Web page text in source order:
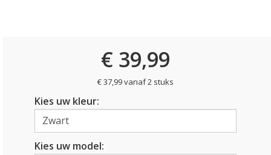
€ 39,99
€ 37,99 vanaf 2 stuks
Kies uw kleur:
Kies uw model: